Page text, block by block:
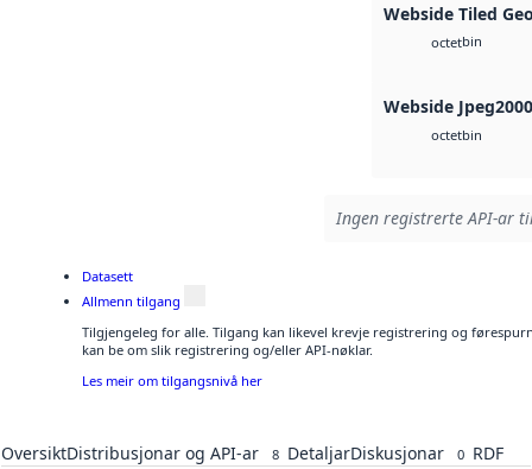
Webside Tiled
octetbin
Webside Jpeg2000
octetbin
Ingen registrerte API-ar
Datasett
Allmenn tilgang
Tilgjengeleg for alle. Tilgang kan likevel krevje registrering og
kan be om slik registrering og/eller API-nøklar.
Les meir om tilgangsnivå her
OversiktDistribusjonar og API-ar 8 DetaljarDiskusjonar 0 RDF